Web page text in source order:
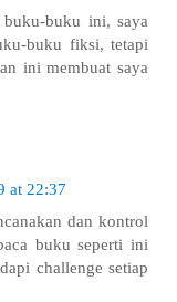
buku-buku ini, saya
buku fiksi, tetapi
ini membuat saya
at 22:37
dan kontrol
buku seperti ini
challenge setiap